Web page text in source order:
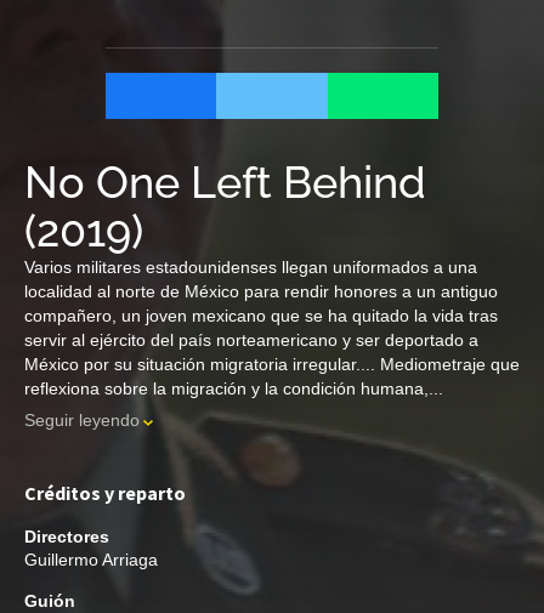
No One Left Behind
(2019)
Varios militares estadounidenses llegan uniformados a una
localidad al norte de México para rendir honores a un antiguo
compañero, un joven mexicano que se ha quitado la vida tras
servir al ejército del país norteamericano y ser deportado a
México por su situación migratoria irregular.... Mediometraje que
reflexiona sobre la migración y la condición humana,...
Seguir leyendo
Créditos y reparto
Directores
Guillermo Arriaga
Guión